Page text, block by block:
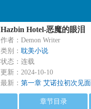
Hazbin Hotel-恶魔的眼泪
作者：Demon Writer
类别： 耽美小说
状态：连载
更新：2024-10-10
最新： 第一章 艾诺拉初次见面
章节目录